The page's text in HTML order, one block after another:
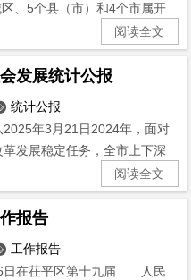
、5个县（市）和4个市属开
阅读全文
发展统计公报
统计公报
年3月21日2024年，面对
发展稳定任务，全市上下深
阅读全文
报告
工作报告
在茌平区第十九届 人民